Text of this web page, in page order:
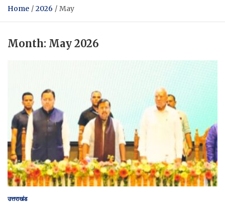
Home 2026 May
Month: May 2026
उत्तराखंड